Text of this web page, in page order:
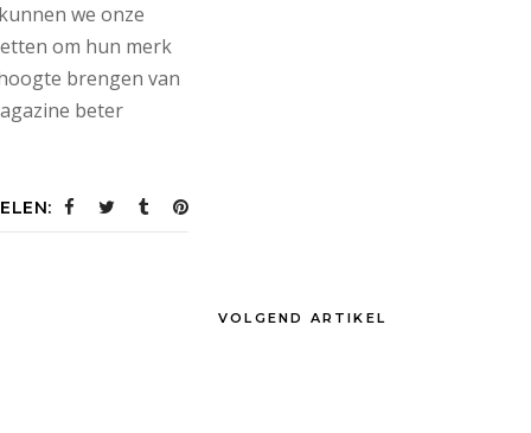
we onze
om hun merk
brengen van
beter
VOLGEND ARTIKEL